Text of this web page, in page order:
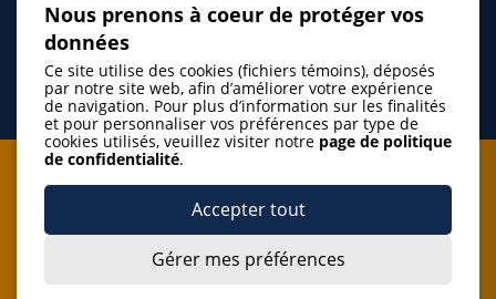
Je m'abonne à l'infolettre
J’accepte de m’abonner à l’infolettre de La Gazette de la
Nous prenons à coeur de protéger vos
données
Ce site utilise des cookies (fichiers témoins), déposés
par notre site web, afin d’améliorer votre expérience
de navigation. Pour plus d’information sur les finalités
et pour personnaliser vos préférences par type de
cookies utilisés, veuillez visiter notre page de politique
de confidentialité.
Accepter tout
Gérer mes préférences